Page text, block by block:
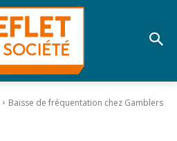
Baisse de fréquentation chez Gamblers